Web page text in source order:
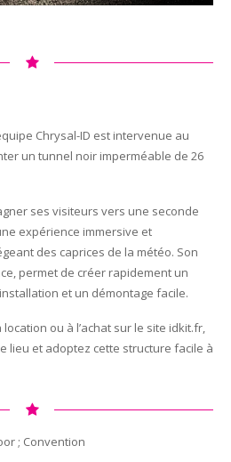
Chrysal-ID est intervenue au
un tunnel noir imperméable de 26
ses visiteurs vers une seconde
expérience immersive et
des caprices de la météo. Son
permet de créer rapidement un
et un démontage facile.
ou à l’achat sur le site idkit.fr,
lieu et adoptez cette structure facile à
; Convention